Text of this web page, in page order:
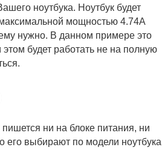
ноутбука. Ноутбук будет
мощностью 4.74А
нужно. В данном примере это
будет работать не на полную
ни на блоке питания, ни
его выбирают по модели ноутбука